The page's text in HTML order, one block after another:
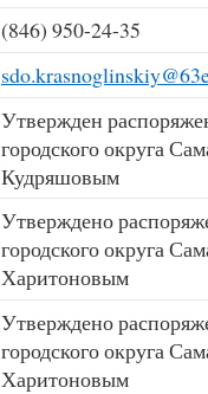
(846) 950-24-35
Утвержден
городского округа
Кудряшовым
Утверждено
городского округа
Харитоновым
Утверждено
городского округа
Харитоновым